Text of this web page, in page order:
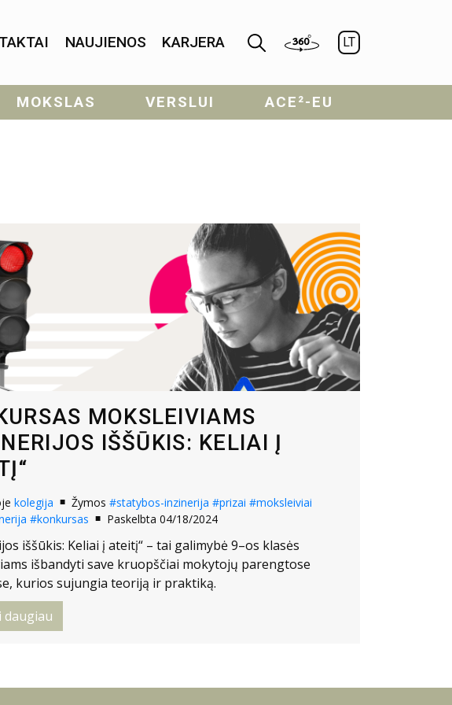
NAUJIENOS KARJERA LT
MOKSLAS VERSLUI ACE²-EU
MOKSLEIVIAMS
IŠŠŪKIS: KELIAI Į
kolegija Žymos #statybos-inzinerija #prizai #moksleiviai
#konkursas Paskelbta 04/18/2024
iššūkis: Keliai į ateitį“ – tai galimybė 9–os klasės
išbandyti save kruopščiai mokytojų parengtose
kurios sujungia teoriją ir praktiką.
daugiau